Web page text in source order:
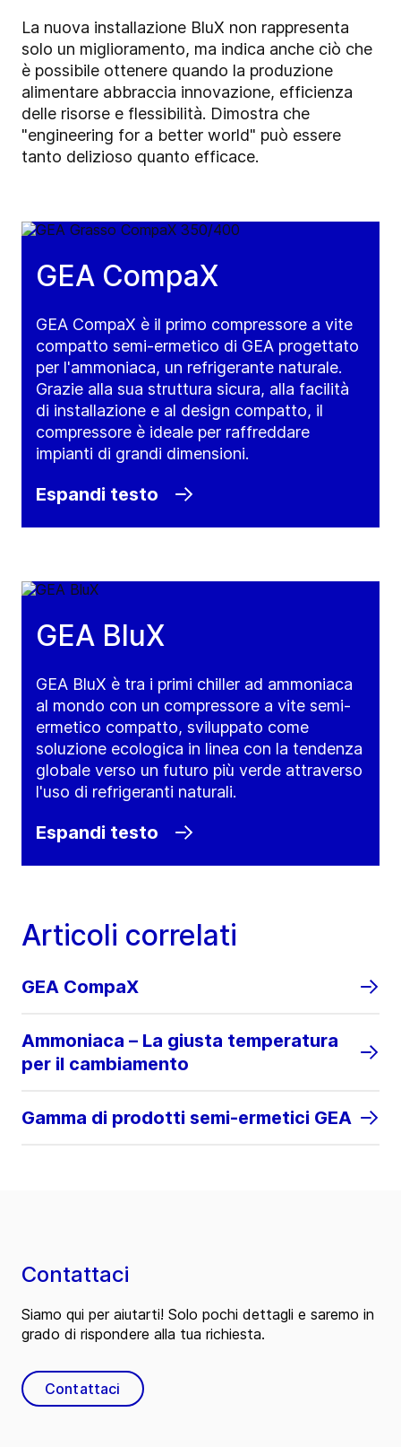
La nuova installazione BluX non rappresenta
solo un miglioramento, ma indica anche ciò che
è possibile ottenere quando la produzione
alimentare abbraccia innovazione, efficienza
delle risorse e flessibilità. Dimostra che
"engineering for a better world" può essere
tanto delizioso quanto efficace.
GEA CompaX
GEA CompaX è il primo compressore a vite
compatto semi-ermetico di GEA progettato
per l'ammoniaca, un refrigerante naturale.
Grazie alla sua struttura sicura, alla facilità
di installazione e al design compatto, il
compressore è ideale per raffreddare
impianti di grandi dimensioni.
Espandi testo
GEA BluX
GEA BluX è tra i primi chiller ad ammoniaca
al mondo con un compressore a vite semi-
ermetico compatto, sviluppato come
soluzione ecologica in linea con la tendenza
globale verso un futuro più verde attraverso
l'uso di refrigeranti naturali.
Espandi testo
Articoli correlati
GEA CompaX
Ammoniaca – La giusta temperatura
per il cambiamento
Gamma di prodotti semi-ermetici GEA
Contattaci
Siamo qui per aiutarti! Solo pochi dettagli e saremo in
grado di rispondere alla tua richiesta.
Contattaci